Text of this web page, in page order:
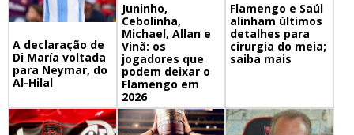
A declaração de
Di María voltada
para Neymar, do
Al-Hilal
Juninho,
Cebolinha,
Michael, Allan e
Vinã: os
jogadores que
podem deixar o
Flamengo em
2026
Flamengo e Saúl
alinham últimos
detalhes para
cirurgia do meia;
saiba mais